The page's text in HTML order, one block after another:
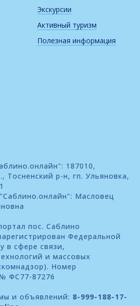
Экскурсии
Активный туризм
Полезная информация
187010,
Тосненский р-н, гп. Ульяновка,
Масловец
пос. Саблино
Федеральной
в сфере связи,
и массовых
Номер
ФС77-87276
и объявлений: 8-999-188-17-